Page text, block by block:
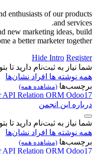
enthusiasts of our products
and services.
new marketing ideas, build
a better marketer together.
Hide Intro Register
شما نیاز به ثبت‌نام دارید تا
همه نوشته ها افراد نشان‌ها
برچسب‌ها (مشاهده همه)
API Relation ORM Odoo17
درباره این انجمن
شما نیاز به ثبت‌نام دارید تا
همه نوشته ها افراد نشان‌ها
برچسب‌ها (مشاهده همه)
API Relation ORM Odoo17